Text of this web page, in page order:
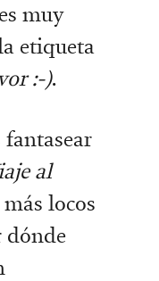
muy
etiqueta
:-).
al
locos
dónde